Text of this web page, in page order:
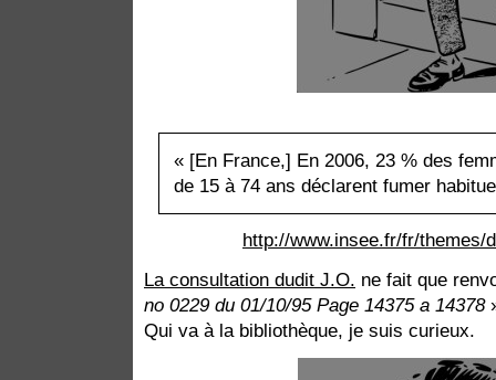
« [En France,] En 2006, 23 % des
de 15 à 74 ans déclarent fumer
http://www.insee.fr/fr/themes/
La consultation dudit J.O. ne fait que
no 0229 du 01/10/95 Page 14375 a 14378
Qui va à la bibliothèque, je suis curieux.